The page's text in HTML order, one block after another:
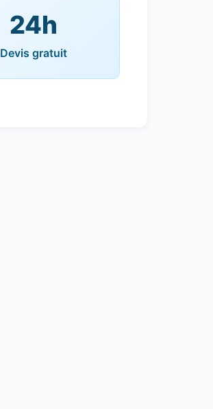
24h
Devis gratuit